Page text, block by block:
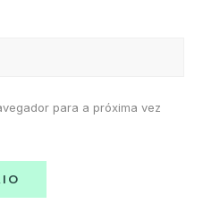
para a próxima vez